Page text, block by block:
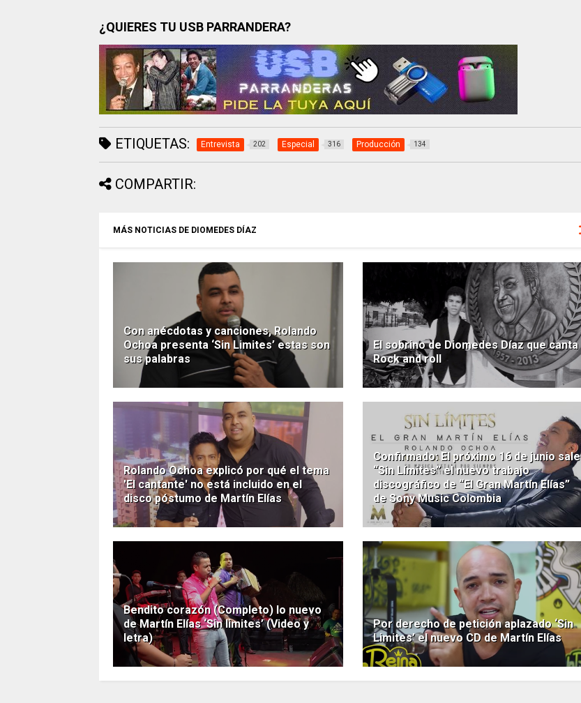
¿QUIERES TU USB PARRANDERA?
ETIQUETAS: Entrevista 202 Especial 316 Producción 134
COMPARTIR:
MÁS NOTICIAS DE DIOMEDES DÍAZ
Con anécdotas y canciones, Rolando
Ochoa presenta ‘Sin Limites’ estas son
sus palabras
El sobrino de Diomedes Díaz que canta
Rock and roll
Rolando Ochoa explicó por qué el tema
'El cantante' no está incluido en el
disco póstumo de Martín Elías
Confirmado: El próximo 16 de junio sale
“Sin Límites” el nuevo trabajo
discográfico de “El Gran Martín Elías”
de Sony Music Colombia
Bendito corazón (Completo) lo nuevo
de Martín Elías ‘Sin limites’ (Video y
letra)
Por derecho de petición aplazado ‘Sin
Limites’ el nuevo CD de Martín Elías